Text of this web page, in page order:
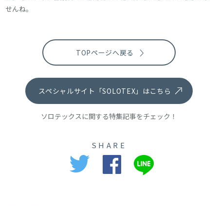
せんね。
TOPページへ戻る
スペシャルサイト「SOLOTEX」はこちら
ソロテックスに関する特集記事をチェック！
SHARE